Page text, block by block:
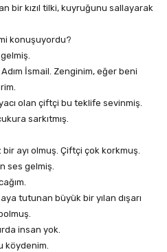
bir kızıl tilki, kuyruğunu sallayarak
konuşuyordu?
İsmail. Zenginim, eğer beni
olan çiftçi bu teklife sevinmiş.
sarkıtmış.
ayı olmuş. Çiftçi çok korkmuş.
ses gelmiş.
tutunan büyük bir yılan dışarı
insan yok.
köydenim.